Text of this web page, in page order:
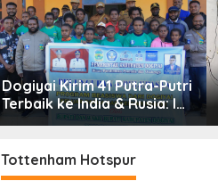
Dogiyai Kirim 41 Putra-Putri
Terbaik ke India & Rusia: Ini
Komitmen Nyata Bupati
Pemimpin Masa Depan
Tottenham Hotspur